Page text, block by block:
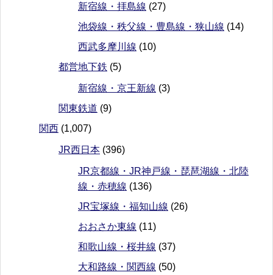
新宿線・拝島線 (27)
池袋線・秩父線・豊島線・狭山線 (14)
西武多摩川線 (10)
都営地下鉄 (5)
新宿線・京王新線 (3)
関東鉄道 (9)
関西 (1,007)
JR西日本 (396)
JR京都線・JR神戸線・琵琶湖線・北陸
線・赤穂線 (136)
JR宝塚線・福知山線 (26)
おおさか東線 (11)
和歌山線・桜井線 (37)
大和路線・関西線 (50)